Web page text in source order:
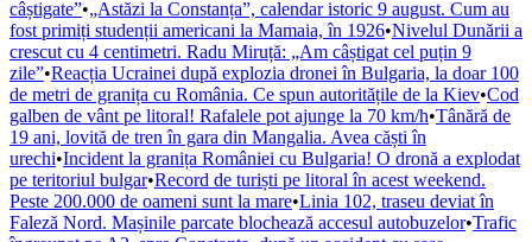
câștigate”•„Astăzi la Constanța”, calendar istoric 9 august. Cum au
fost primiți studenții americani la Mamaia, în 1926•Nivelul Dunării a
crescut cu 4 centimetri. Radu Miruță: „Am câștigat cel puțin 9
zile”•Reacția Ucrainei după explozia dronei în Bulgaria, la doar 100
de metri de granița cu România. Ce spun autoritățile de la Kiev•Cod
galben de vânt pe litoral! Rafalele pot ajunge la 70 km/h•Tânără de
19 ani, lovită de tren în gara din Mangalia. Avea căști în
urechi•Incident la granița României cu Bulgaria! O dronă a explodat
pe teritoriul bulgar•Record de turiști pe litoral în acest weekend.
Peste 200.000 de oameni sunt la mare•Linia 102, traseu deviat în
Faleză Nord. Mașinile parcate blochează accesul autobuzelor•Trafic